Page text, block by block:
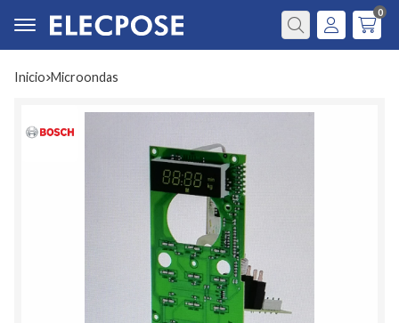
Buscar
0
Inicio microondas